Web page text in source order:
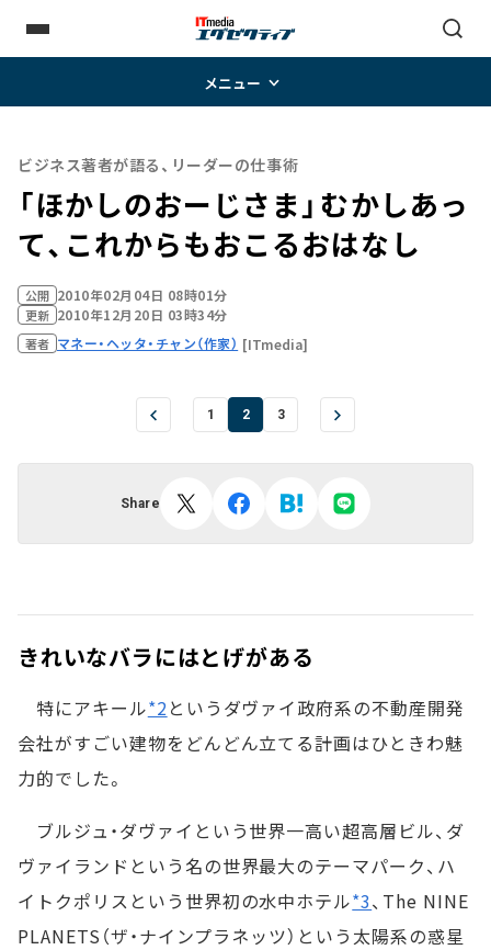
メニュー
ビジネス著者が語る、リーダーの仕事術
「ほかしのおーじさま」――むかしあっ
て、これからもおこるおはなし
公開 2010年02月04日 08時01分
更新 2010年12月20日 03時34分
著者 マネー・ヘッタ・チャン（作家） [ITmedia]
1 2 3
Share
きれいなバラにはとげがある
特にアキール*2というダヴァイ政府系の不動産開発
会社がすごい建物をどんどん立てる計画はひときわ魅
力的でした。
ブルジュ・ダヴァイという世界一高い超高層ビル、ダ
ヴァイランドという名の世界最大のテーマパーク、ハ
イトクポリスという世界初の水中ホテル*3、The NINE
PLANETS（ザ・ナインプラネッツ）という太陽系の惑星